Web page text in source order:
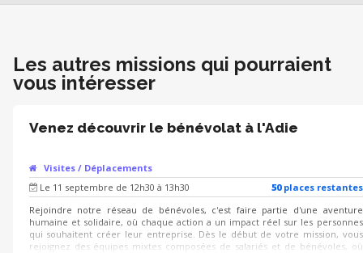
Les autres missions qui pourraient
vous intéresser
Venez découvrir le bénévolat à l'Adie
Visites / Déplacements
Le 11 septembre de 12h30 à 13h30
50placesrestantes
Rejoindre notre réseau de bénévoles, c'est faire partie d'une aventure
humaine et solidaire, où chaque action a un impact réel sur les personnes
qui souhaitent créer leur entreprise. Dès le début de votre mission, vous
rejoignez des équipes mixtes composées de salariés et de bénévoles, où